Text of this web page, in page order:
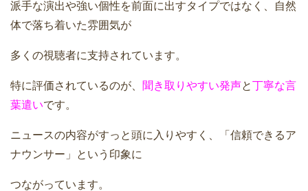
派手な演出や強い個性を前面に出すタイプではなく、自然
体で落ち着いた雰囲気が
多くの視聴者に支持されています。
特に評価されているのが、 聞き取りやすい発声と丁寧な言
葉遣いです。
ニュースの内容がすっと頭に入りやすく、「信頼できるア
ナウンサー」という印象に
つながっています。